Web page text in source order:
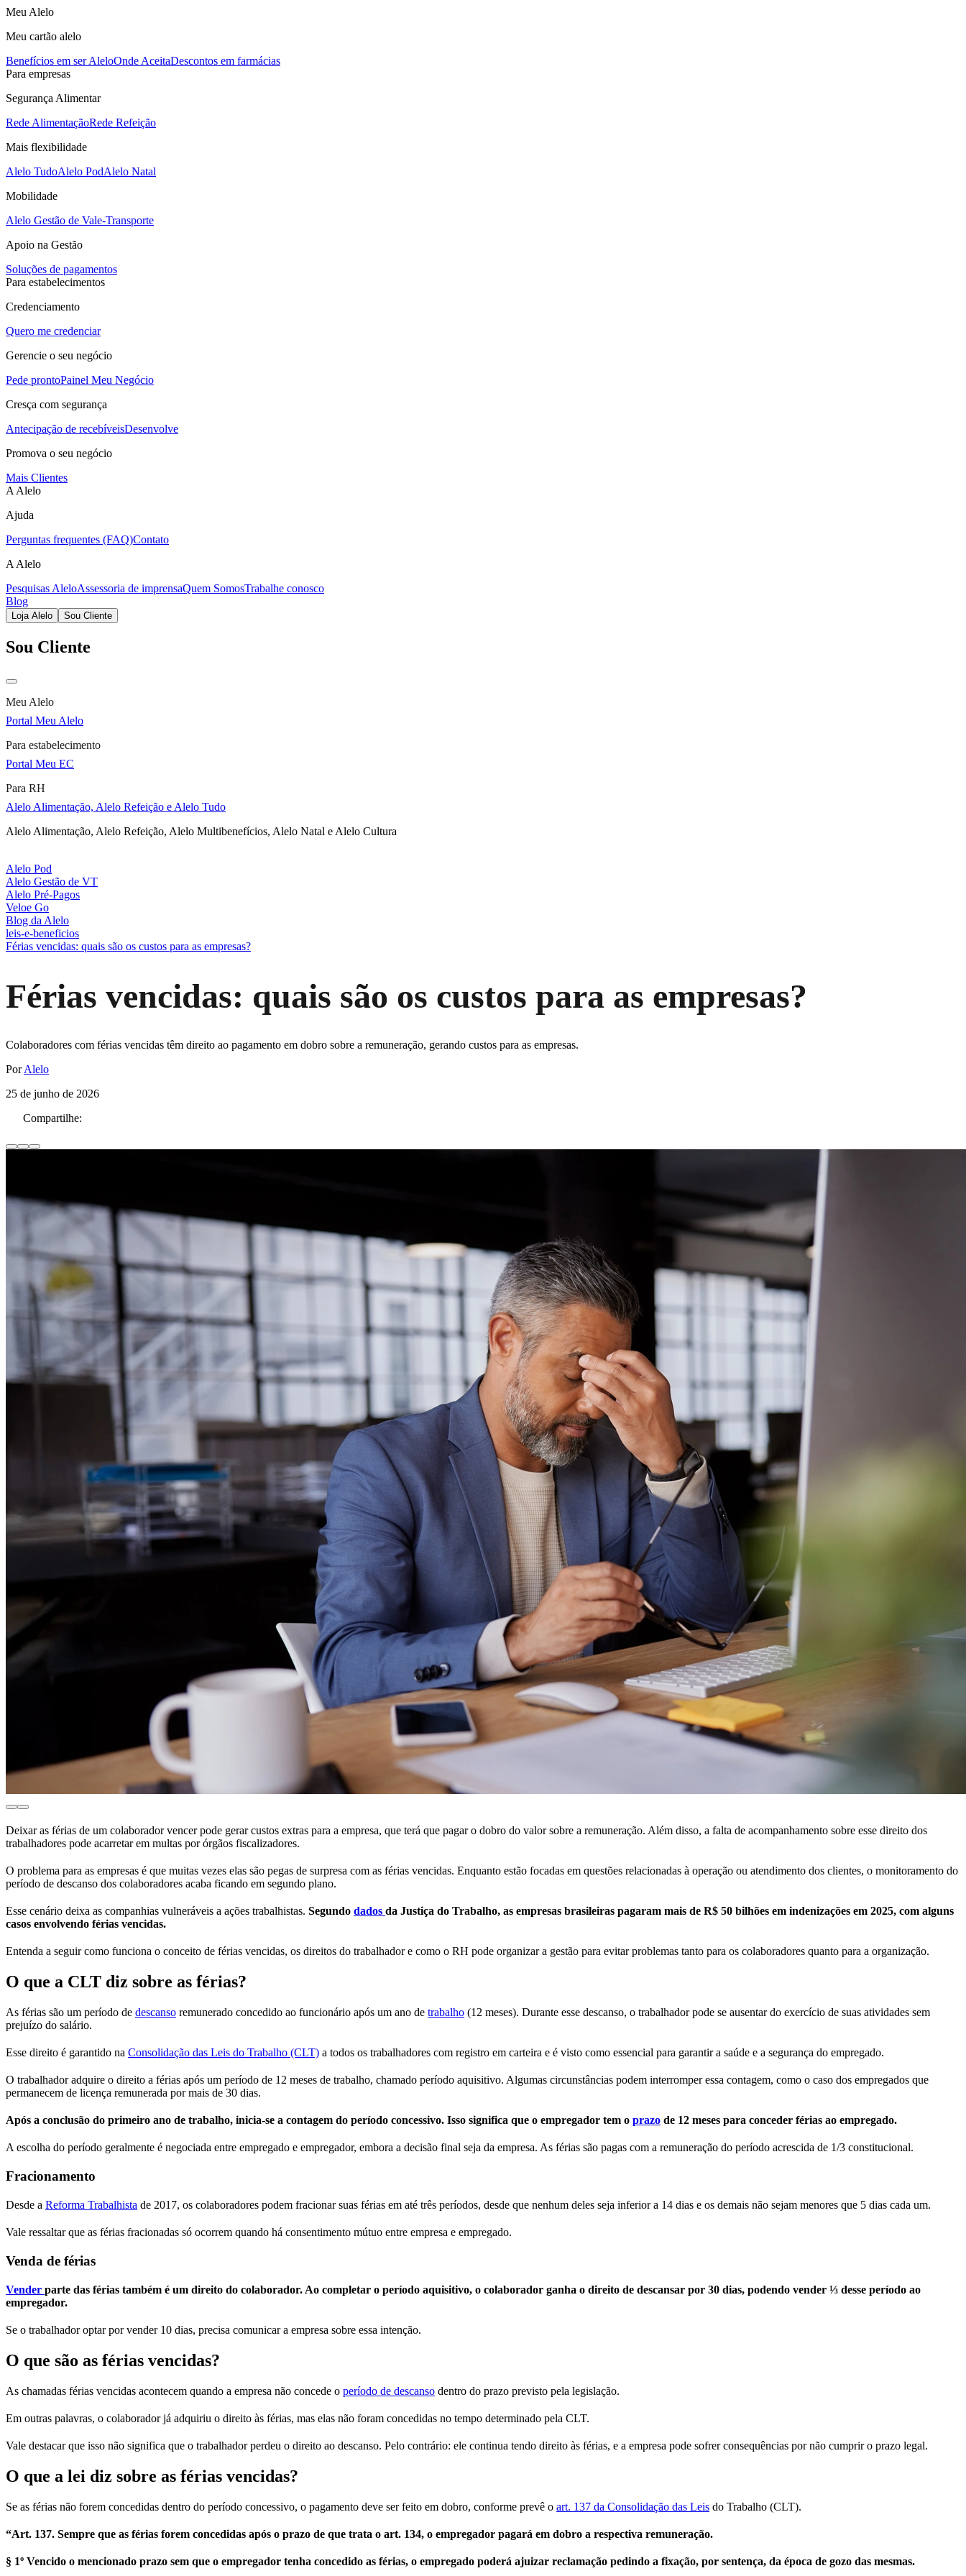
Meu Alelo
Meu cartão alelo
Benefícios em ser AleloOnde AceitaDescontos em farmácias
Para empresas
Segurança Alimentar
Rede AlimentaçãoRede Refeição
Mais flexibilidade
Alelo TudoAlelo PodAlelo Natal
Mobilidade
Alelo Gestão de Vale-Transporte
Apoio na Gestão
Soluções de pagamentos
Para estabelecimentos
Credenciamento
Quero me credenciar
Gerencie o seu negócio
Pede prontoPainel Meu Negócio
Cresça com segurança
Antecipação de recebíveisDesenvolve
Promova o seu negócio
Mais Clientes
A Alelo
Ajuda
Perguntas frequentes (FAQ)Contato
A Alelo
Pesquisas AleloAssessoria de imprensaQuem SomosTrabalhe conosco
Blog
Loja Alelo Sou Cliente
Sou Cliente
Meu Alelo
Portal Meu Alelo
Para estabelecimento
Portal Meu EC
Para RH
Alelo Alimentação, Alelo Refeição e Alelo Tudo
Alelo Alimentação, Alelo Refeição, Alelo Multibenefícios, Alelo Natal e Alelo Cultura
Alelo Pod
Alelo Gestão de VT
Alelo Pré-Pagos
Veloe Go
Blog da Alelo
leis-e-beneficios
Férias vencidas: quais são os custos para as empresas?
Férias vencidas: quais são os custos para as empresas?
Colaboradores com férias vencidas têm direito ao pagamento em dobro sobre a remuneração, gerando custos para as empresas.
PorAlelo
25 de junho de 2026
Compartilhe:
Deixar as férias de um colaborador vencer pode gerar custos extras para a empresa, que terá que pagar o dobro do valor sobre a remuneração. Além disso, a falta de acompanhamento sobre esse direito dos
trabalhadores pode acarretar em multas por órgãos fiscalizadores.
O problema para as empresas é que muitas vezes elas são pegas de surpresa com as férias vencidas. Enquanto estão focadas em questões relacionadas à operação ou atendimento dos clientes, o monitoramento do
período de descanso dos colaboradores acaba ficando em segundo plano.
Esse cenário deixa as companhias vulneráveis a ações trabalhistas. Segundo dados da Justiça do Trabalho, as empresas brasileiras pagaram mais de R$ 50 bilhões em indenizações em 2025, com alguns
casos envolvendo férias vencidas.
Entenda a seguir como funciona o conceito de férias vencidas, os direitos do trabalhador e como o RH pode organizar a gestão para evitar problemas tanto para os colaboradores quanto para a organização.
O que a CLT diz sobre as férias?
As férias são um período de descanso remunerado concedido ao funcionário após um ano de trabalho (12 meses). Durante esse descanso, o trabalhador pode se ausentar do exercício de suas atividades sem
prejuízo do salário.
Esse direito é garantido na Consolidação das Leis do Trabalho (CLT) a todos os trabalhadores com registro em carteira e é visto como essencial para garantir a saúde e a segurança do empregado.
O trabalhador adquire o direito a férias após um período de 12 meses de trabalho, chamado período aquisitivo. Algumas circunstâncias podem interromper essa contagem, como o caso dos empregados que
permanecem de licença remunerada por mais de 30 dias.
Após a conclusão do primeiro ano de trabalho, inicia-se a contagem do período concessivo. Isso significa que o empregador tem o prazo de 12 meses para conceder férias ao empregado.
A escolha do período geralmente é negociada entre empregado e empregador, embora a decisão final seja da empresa. As férias são pagas com a remuneração do período acrescida de 1/3 constitucional.
Fracionamento
Desde a Reforma Trabalhista de 2017, os colaboradores podem fracionar suas férias em até três períodos, desde que nenhum deles seja inferior a 14 dias e os demais não sejam menores que 5 dias cada um.
Vale ressaltar que as férias fracionadas só ocorrem quando há consentimento mútuo entre empresa e empregado.
Venda de férias
Vender parte das férias também é um direito do colaborador. Ao completar o período aquisitivo, o colaborador ganha o direito de descansar por 30 dias, podendo vender ⅓ desse período ao
empregador.
Se o trabalhador optar por vender 10 dias, precisa comunicar a empresa sobre essa intenção.
O que são as férias vencidas?
As chamadas férias vencidas acontecem quando a empresa não concede o período de descanso dentro do prazo previsto pela legislação.
Em outras palavras, o colaborador já adquiriu o direito às férias, mas elas não foram concedidas no tempo determinado pela CLT.
Vale destacar que isso não significa que o trabalhador perdeu o direito ao descanso. Pelo contrário: ele continua tendo direito às férias, e a empresa pode sofrer consequências por não cumprir o prazo legal.
O que a lei diz sobre as férias vencidas?
Se as férias não forem concedidas dentro do período concessivo, o pagamento deve ser feito em dobro, conforme prevê o art. 137 da Consolidação das Leis do Trabalho (CLT).
“Art. 137. Sempre que as férias forem concedidas após o prazo de que trata o art. 134, o empregador pagará em dobro a respectiva remuneração.
§ 1º Vencido o mencionado prazo sem que o empregador tenha concedido as férias, o empregado poderá ajuizar reclamação pedindo a fixação, por sentença, da época de gozo das mesmas.